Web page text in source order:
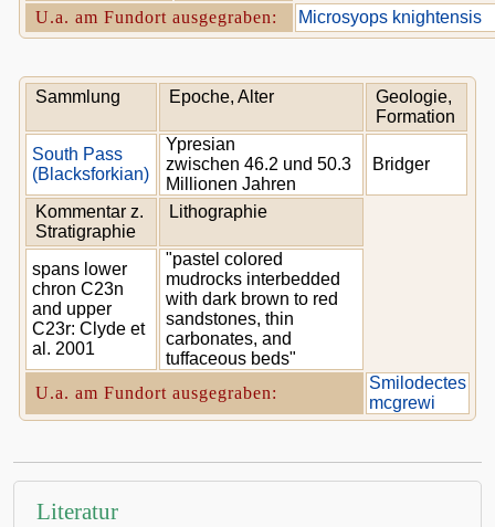
U.a. am Fundort ausgegraben:
Microsyops knightensis
Sammlung Epoche, Alter
Geologie,
Formation
South Pass
(Blacksforkian)
Ypresian
zwischen 46.2 und 50.3
Millionen Jahren
Bridger
Kommentar z.
Stratigraphie
Lithographie
spans lower
chron C23n
and upper
C23r: Clyde et
al. 2001
"pastel colored
mudrocks interbedded
with dark brown to red
sandstones, thin
carbonates, and
tuffaceous beds"
U.a. am Fundort ausgegraben:
Smilodectes
mcgrewi
Literatur